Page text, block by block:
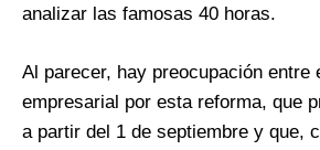
analizar las famosas 40 horas.
Al parecer, hay preocupación entre
empresarial por esta reforma, que
a partir del 1 de septiembre y que,